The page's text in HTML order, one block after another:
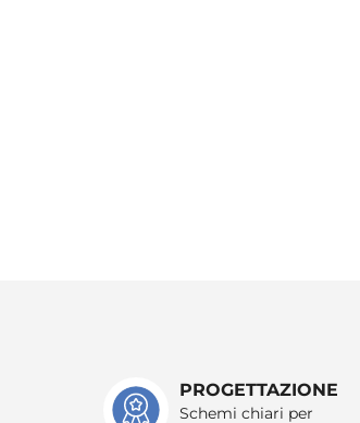
PROGETTAZIONE
Schemi chiari per